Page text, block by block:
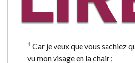
1 Car je veux que vous sachiez
vu mon visage en la chair ;